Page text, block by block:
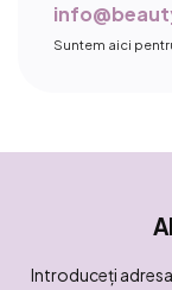
Suntem aici
Introduceţi